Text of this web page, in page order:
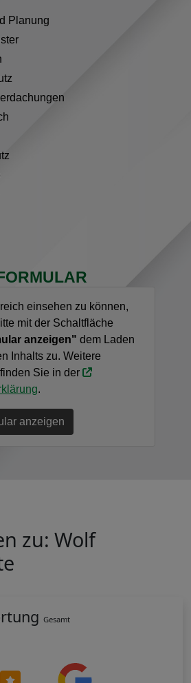
Planung
einsehen zu können,
mit der Schaltfläche
anzeigen" dem Laden
Inhalts zu. Weitere
Sie in der
.
anzeigen